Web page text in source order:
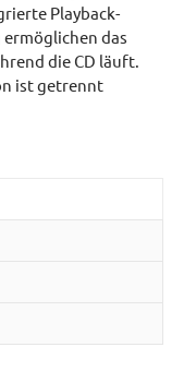
Playback-
das
die CD läuft.
ist getrennt